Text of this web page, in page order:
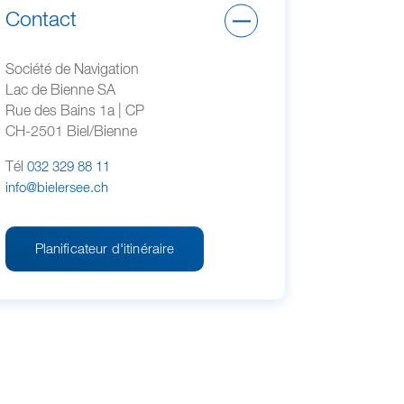
Contact
Société de Navigation
Lac de Bienne SA
Rue des Bains 1a | CP
CH-2501 Biel/Bienne
Tél 032 329 88 11
info@bielersee.ch
Planificateur d'itinéraire